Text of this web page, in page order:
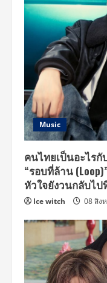
Music
คนไทยเป็นอะไรกับ
“รอบที่ล้าน
หัวใจยังวนกลับไป
Ice witch 08 สิง